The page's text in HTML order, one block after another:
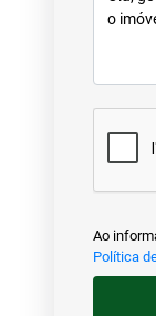
Ao
Política